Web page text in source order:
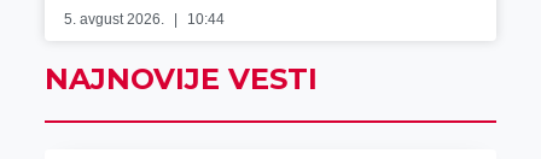
5. avgust 2026. 10:44
NAJNOVIJE VESTI